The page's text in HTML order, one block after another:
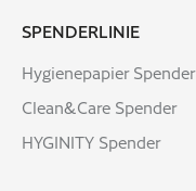
SPENDERLINIE
Hygienepapier Spender
Clean&Care Spender
HYGINITY Spender